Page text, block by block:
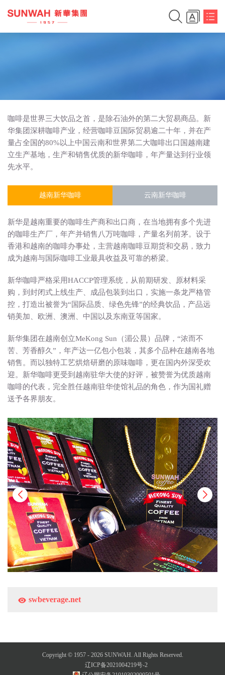
简体中文
繁体中文
English
咖啡是世界三大饮品之首，是除石油外的第二大贸易商品。新
华集团深耕咖啡产业，经营咖啡豆国际贸易逾二十年，并在产
量占全国的80%以上中国云南和世界第二大咖啡出口国越南建
立生产基地，生产和销售优质的新华咖啡，年产量达到行业领
先水平。
越南新华咖啡 云南新华咖啡
新华是越南重要的咖啡生产商和出口商，在当地拥有多个先进
的咖啡生产厂，年产并销售八万吨咖啡，产量名列前茅。设于
香港和越南的咖啡办事处，主营越南咖啡豆期货和交易，致力
成为越南与国际咖啡工业最具收益及可靠的桥梁。
新华咖啡严格采用HACCP管理系统，从前期研发、原材料采
购，到封闭式上线生产、成品包装到出口，实施一条龙严格管
控，打造出被誉为“国际品质、绿色先锋”的经典饮品，产品远
销美加、欧洲、澳洲、中国以及东南亚等国家。
新华集团在越南创立MeKong Sun（湄公晨）品牌，“浓而不
苦、芳香醇久”，年产达一亿包小包装，其多个品种在越南各地
销售。而以独特工艺烘焙研磨的原味咖啡，更在国内外深受欢
迎。新华咖啡更受到越南驻华大使的好评，被赞誉为优质越南
咖啡的代表，完全胜任越南驻华使馆礼品的角色，作为国礼赠
送予各界朋友。
swbeverage.net
Copyright © 1957 - 2026SUNWAH. All Rights Reserved.
辽ICP备2021004219号-2